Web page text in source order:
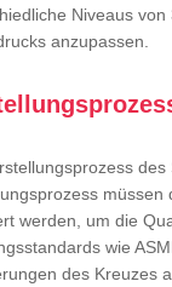
Niveaus
anzupassen.
werden, um die
wie
des Kreuzes